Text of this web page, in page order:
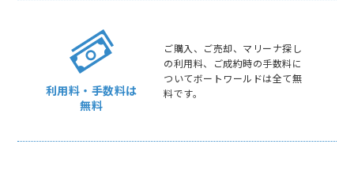
利用料・手数料は
無料
ご購入、ご売却、マリーナ探し
の利用料、ご成約時の手数料に
ついてボートワールドは全て無
料です。